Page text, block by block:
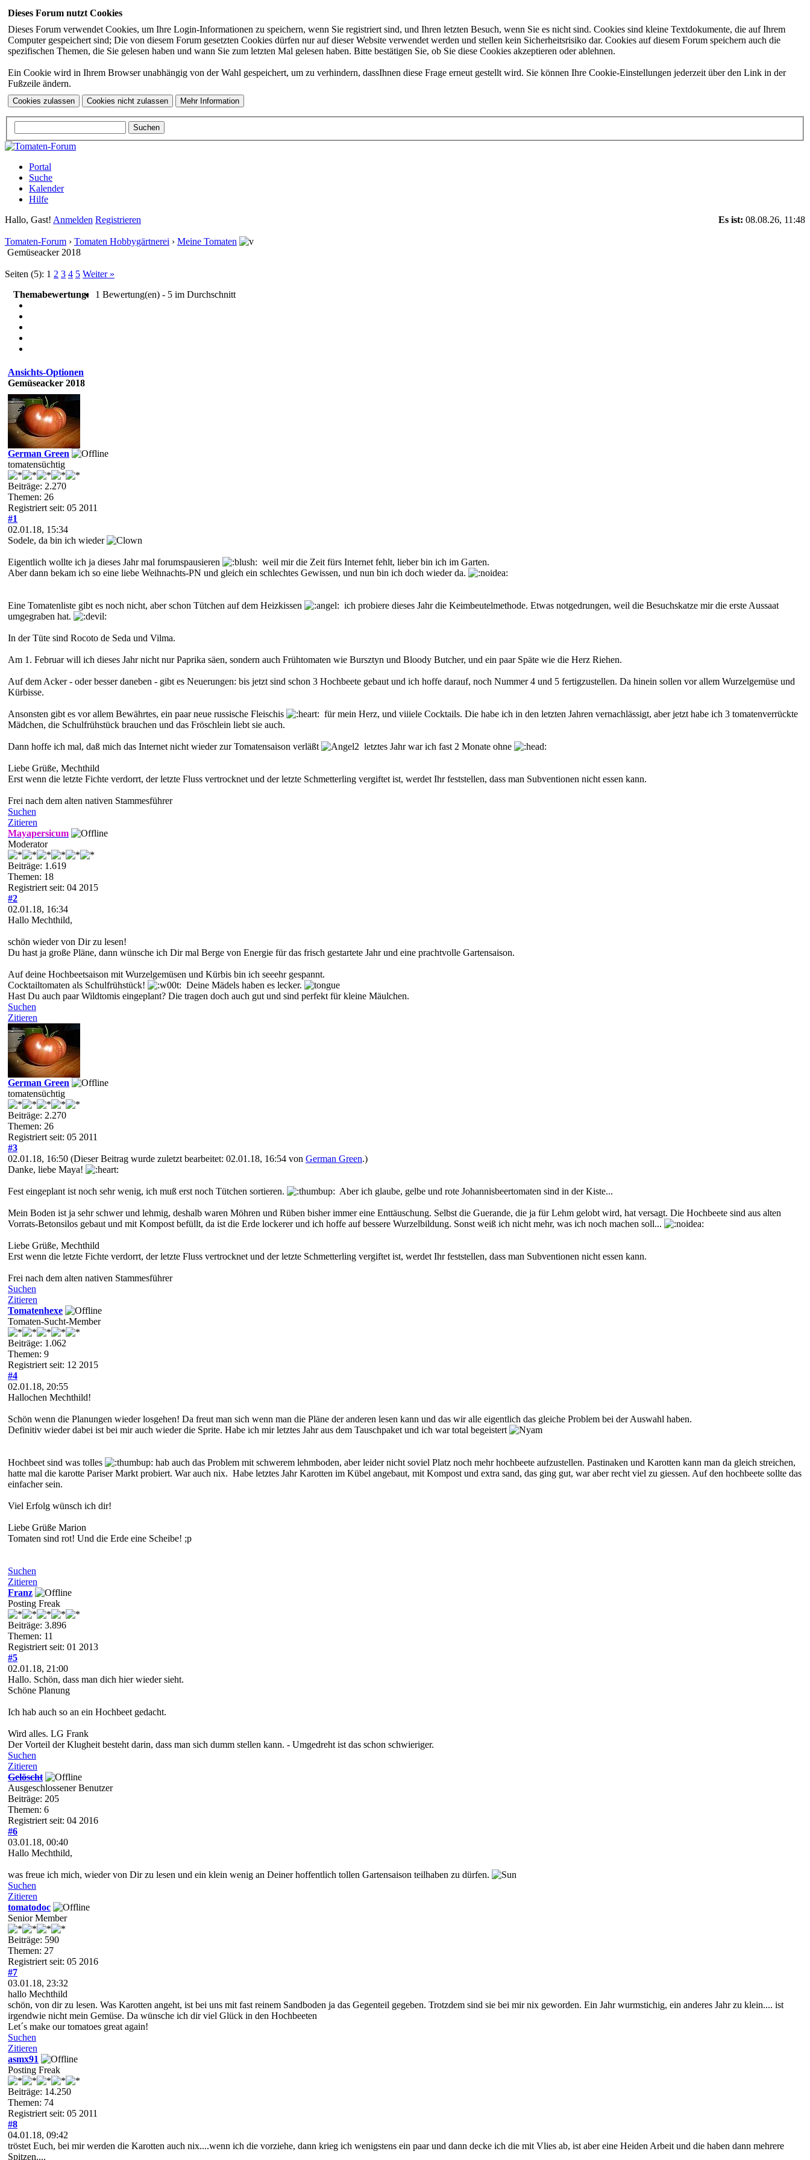
Dieses Forum nutzt Cookies
Dieses Forum verwendet Cookies, um Ihre Login-Informationen zu speichern, wenn Sie registriert sind, und Ihren letzten Besuch, wenn Sie es nicht sind. Cookies sind kleine Textdokumente, die auf Ihrem
Computer gespeichert sind; Die von diesem Forum gesetzten Cookies dürfen nur auf dieser Website verwendet werden und stellen kein Sicherheitsrisiko dar. Cookies auf diesem Forum speichern auch die
spezifischen Themen, die Sie gelesen haben und wann Sie zum letzten Mal gelesen haben. Bitte bestätigen Sie, ob Sie diese Cookies akzeptieren oder ablehnen.
Ein Cookie wird in Ihrem Browser unabhängig von der Wahl gespeichert, um zu verhindern, dassIhnen diese Frage erneut gestellt wird. Sie können Ihre Cookie-Einstellungen jederzeit über den Link in der
Fußzeile ändern.
Portal
Suche
Kalender
Hilfe
Es ist: 08.08.26, 11:48
Hallo, Gast! Anmelden Registrieren
Tomaten-Forum › Tomaten Hobbygärtnerei › Meine Tomaten
Gemüseacker 2018
Seiten (5): 1 2 3 4 5 Weiter »
Themabewertung:
1 Bewertung(en) - 5 im Durchschnitt
Ansichts-Optionen
Gemüseacker 2018
German Green
tomatensüchtig
Beiträge: 2.270
Themen: 26
Registriert seit: 05 2011
#1
02.01.18, 15:34
Sodele, da bin ich wieder
Eigentlich wollte ich ja dieses Jahr mal forumspausieren
weil mir die Zeit fürs Internet fehlt, lieber bin ich im Garten.
Aber dann bekam ich so eine liebe Weihnachts-PN und gleich ein schlechtes Gewissen, und nun bin ich doch wieder da.
Eine Tomatenliste gibt es noch nicht, aber schon Tütchen auf dem Heizkissen
ich probiere dieses Jahr die Keimbeutelmethode. Etwas notgedrungen, weil die Besuchskatze mir die erste Aussaat
umgegraben hat.
In der Tüte sind Rocoto de Seda und Vilma.
Am 1. Februar will ich dieses Jahr nicht nur Paprika säen, sondern auch Frühtomaten wie Bursztyn und Bloody Butcher, und ein paar Späte wie die Herz Riehen.
Auf dem Acker - oder besser daneben - gibt es Neuerungen: bis jetzt sind schon 3 Hochbeete gebaut und ich hoffe darauf, noch Nummer 4 und 5 fertigzustellen. Da hinein sollen vor allem Wurzelgemüse und
Kürbisse.
Ansonsten gibt es vor allem Bewährtes, ein paar neue russische Fleischis
für mein Herz, und viiiele Cocktails. Die habe ich in den letzten Jahren vernachlässigt, aber jetzt habe ich 3 tomatenverrückte
Mädchen, die Schulfrühstück brauchen und das Fröschlein liebt sie auch.
Dann hoffe ich mal, daß mich das Internet nicht wieder zur Tomatensaison verläßt letztes Jahr war ich fast 2 Monate ohne
Liebe Grüße, Mechthild
Erst wenn die letzte Fichte verdorrt, der letzte Fluss vertrocknet und der letzte Schmetterling vergiftet ist, werdet Ihr feststellen, dass man Subventionen nicht essen kann.
Frei nach dem alten nativen Stammesführer
Suchen
Zitieren
Mayapersicum
Moderator
Beiträge: 1.619
Themen: 18
Registriert seit: 04 2015
#2
02.01.18, 16:34
Hallo Mechthild,
schön wieder von Dir zu lesen!
Du hast ja große Pläne, dann wünsche ich Dir mal Berge von Energie für das frisch gestartete Jahr und eine prachtvolle Gartensaison.
Auf deine Hochbeetsaison mit Wurzelgemüsen und Kürbis bin ich seeehr gespannt.
Cocktailtomaten als Schulfrühstück!
Deine Mädels haben es lecker.
Hast Du auch paar Wildtomis eingeplant? Die tragen doch auch gut und sind perfekt für kleine Mäulchen.
Suchen
Zitieren
German Green
tomatensüchtig
Beiträge: 2.270
Themen: 26
Registriert seit: 05 2011
#3
02.01.18, 16:50 (Dieser Beitrag wurde zuletzt bearbeitet: 02.01.18, 16:54 von German Green.)
Danke, liebe Maya!
Fest eingeplant ist noch sehr wenig, ich muß erst noch Tütchen sortieren. Aber ich glaube, gelbe und rote Johannisbeertomaten sind in der Kiste...
Mein Boden ist ja sehr schwer und lehmig, deshalb waren Möhren und Rüben bisher immer eine Enttäuschung. Selbst die Guerande, die ja für Lehm gelobt wird, hat versagt. Die Hochbeete sind aus alten
Vorrats-Betonsilos gebaut und mit Kompost befüllt, da ist die Erde lockerer und ich hoffe auf bessere Wurzelbildung. Sonst weiß ich nicht mehr, was ich noch machen soll...
Liebe Grüße, Mechthild
Erst wenn die letzte Fichte verdorrt, der letzte Fluss vertrocknet und der letzte Schmetterling vergiftet ist, werdet Ihr feststellen, dass man Subventionen nicht essen kann.
Frei nach dem alten nativen Stammesführer
Suchen
Zitieren
Tomatenhexe
Tomaten-Sucht-Member
Beiträge: 1.062
Themen: 9
Registriert seit: 12 2015
#4
02.01.18, 20:55
Hallochen Mechthild!
Schön wenn die Planungen wieder losgehen! Da freut man sich wenn man die Pläne der anderen lesen kann und das wir alle eigentlich das gleiche Problem bei der Auswahl haben.
Definitiv wieder dabei ist bei mir auch wieder die Sprite. Habe ich mir letztes Jahr aus dem Tauschpaket und ich war total begeistert
Hochbeet sind was tolles
hab auch das Problem mit schwerem lehmboden, aber leider nicht soviel Platz noch mehr hochbeete aufzustellen. Pastinaken und Karotten kann man da gleich streichen,
hatte mal die karotte Pariser Markt probiert. War auch nix. Habe letztes Jahr Karotten im Kübel angebaut, mit Kompost und extra sand, das ging gut, war aber recht viel zu giessen. Auf den hochbeete sollte das
einfacher sein.
Viel Erfolg wünsch ich dir!
Liebe Grüße Marion
Tomaten sind rot! Und die Erde eine Scheibe! ;p
Suchen
Zitieren
Franz
Posting Freak
Beiträge: 3.896
Themen: 11
Registriert seit: 01 2013
#5
02.01.18, 21:00
Hallo. Schön, dass man dich hier wieder sieht.
Schöne Planung
Ich hab auch so an ein Hochbeet gedacht.
Wird alles. LG Frank
Der Vorteil der Klugheit besteht darin, dass man sich dumm stellen kann. - Umgedreht ist das schon schwieriger.
Suchen
Zitieren
Gelöscht
Ausgeschlossener Benutzer
Beiträge: 205
Themen: 6
Registriert seit: 04 2016
#6
03.01.18, 00:40
Hallo Mechthild,
was freue ich mich, wieder von Dir zu lesen und ein klein wenig an Deiner hoffentlich tollen Gartensaison teilhaben zu dürfen.
Suchen
Zitieren
tomatodoc
Senior Member
Beiträge: 590
Themen: 27
Registriert seit: 05 2016
#7
03.01.18, 23:32
hallo Mechthild
schön, von dir zu lesen. Was Karotten angeht, ist bei uns mit fast reinem Sandboden ja das Gegenteil gegeben. Trotzdem sind sie bei mir nix geworden. Ein Jahr wurmstichig, ein anderes Jahr zu klein.... ist
irgendwie nicht mein Gemüse. Da wünsche ich dir viel Glück in den Hochbeeten
Let´s make our tomatoes great again!
Suchen
Zitieren
asmx91
Posting Freak
Beiträge: 14.250
Themen: 74
Registriert seit: 05 2011
#8
04.01.18, 09:42
tröstet Euch, bei mir werden die Karotten auch nix....wenn ich die vorziehe, dann krieg ich wenigstens ein paar und dann decke ich die mit Vlies ab, ist aber eine Heiden Arbeit und die haben dann mehrere
Spitzen....